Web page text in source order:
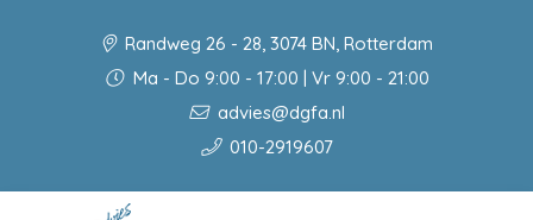
Randweg 26 - 28, 3074 BN, Rotterdam
Ma - Do 9:00 - 17:00 | Vr 9:00 - 21:00
advies@dgfa.nl
010-2919607